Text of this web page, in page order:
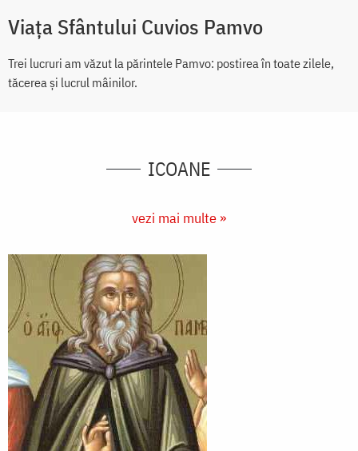
Viața Sfântului Cuvios Pamvo
Trei lucruri am văzut la părintele Pamvo: postirea în toate zilele,
tăcerea și lucrul mâinilor.
ICOANE
vezi mai multe »